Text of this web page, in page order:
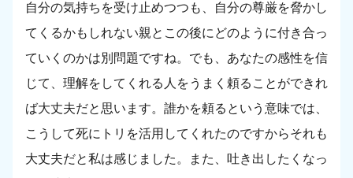
自分の気持ちを受け止めつつも、自分の尊厳を脅かし
てくるかもしれない親とこの後にどのように付き合っ
ていくのかは別問題ですね。でも、あなたの感性を信
じて、理解をしてくれる人をうまく頼ることができれ
ば大丈夫だと思います。誰かを頼るという意味では、
こうして死にトリを活用してくれたのですからそれも
大丈夫だと私は感じました。また、吐き出したくなっ